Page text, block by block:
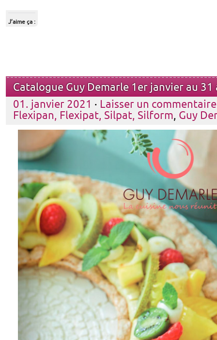
J’aime ça :
Catalogue Guy Demarle 1er janvier au
01. janvier 2021 · Laisser un commentaire
Flexipan, Flexipat, Silpat, Silform, Guy